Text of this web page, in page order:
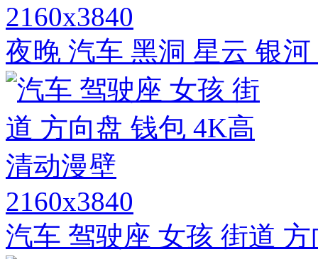
2160x3840
夜晚 汽车 黑洞 星云 银
2160x3840
汽车 驾驶座 女孩 街道